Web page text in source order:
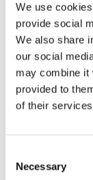
We use
provide social
We also share
our social
may combine it
provided to
of their
Selection
Necessary
- Denna
fält i
- Vi kommer